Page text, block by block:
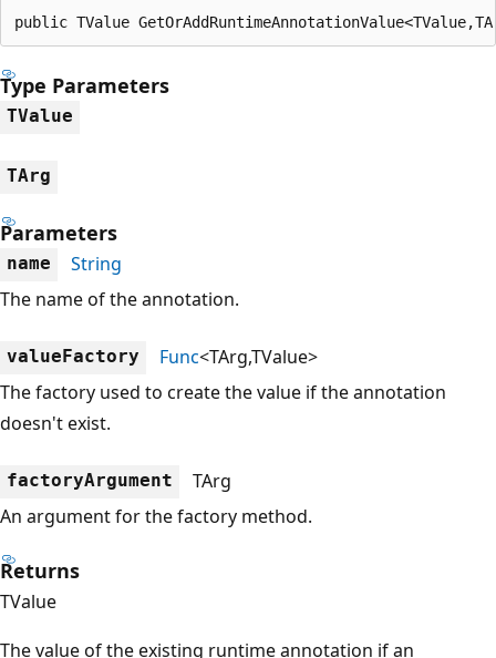
public TValue
Type Parameters
TValue
TArg
Parameters
name
String
The name of the annotation.
valueFactory Func<TArg,TValue>
The factory used to create the value if the annotation
doesn't exist.
factoryArgument
TArg
An argument for the factory method.
Returns
TValue
The value of the existing runtime annotation if an